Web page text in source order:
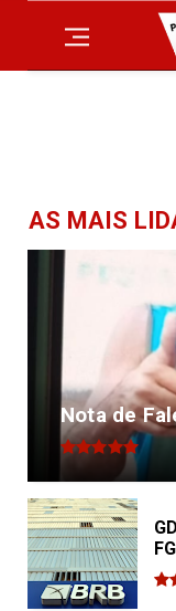
AS MAIS
Nota de